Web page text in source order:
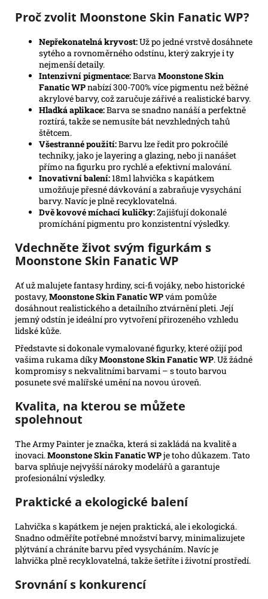
Proč zvolit Moonstone Skin Fanatic WP?
Nepřekonatelná kryvost:Už po jedné vrstvě dosáhnete
sytého a rovnoměrného odstínu, který zakryje i ty
nejmenší detaily.
Intenzivní pigmentace:BarvaMoonstone Skin
Fanatic WPnabízí 300-700% více pigmentu než běžné
akrylové barvy, což zaručuje zářivé a realistické barvy.
Hladká aplikace:Barva se snadno nanáší a perfektně
roztírá, takže se nemusíte bát nevzhledných tahů
štětcem.
Všestranné použití:Barvu lze ředit pro pokročilé
techniky, jako je layering a glazing, nebo ji nanášet
přímo na figurku pro rychlé a efektivní malování.
Inovativní balení:18ml lahvička s kapátkem
umožňuje přesné dávkování a zabraňuje vysychání
barvy. Navíc je plně recyklovatelná.
Dvě kovové míchací kuličky:Zajišťují dokonalé
promíchání pigmentu pro konzistentní výsledky.
Vdechněte život svým figurkám s
Moonstone Skin Fanatic WP
Ať už malujete fantasy hrdiny, sci-fi vojáky, nebo historické
postavy,Moonstone Skin Fanatic WPvám pomůže
dosáhnout realistického a detailního ztvárnění pleti. Její
jemný odstín je ideální pro vytvoření přirozeného vzhledu
lidské kůže.
Představte si dokonale vymalované figurky, které ožijí pod
vašima rukama díkyMoonstone Skin Fanatic WP. Už žádné
kompromisy s nekvalitními barvami – s touto barvou
posunete své malířské umění na novou úroveň.
Kvalita, na kterou se můžete
spolehnout
The Army Painter je značka, která si zakládá na kvalitě a
inovaci.Moonstone Skin Fanatic WPje toho důkazem. Tato
barva splňuje nejvyšší nároky modelářů a garantuje
profesionální výsledky.
Praktické a ekologické balení
Lahvička s kapátkem je nejen praktická, ale i ekologická.
Snadno odměříte potřebné množství barvy, minimalizujete
plýtvání a chráníte barvu před vysycháním. Navíc je
lahvička plně recyklovatelná, takže šetříte i životní prostředí.
Srovnání s konkurencí